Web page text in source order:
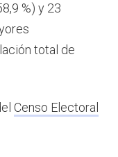
%) y 23
total de
Censo Electoral